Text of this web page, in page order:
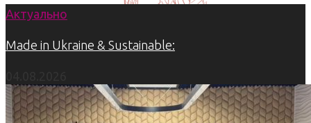
Актуально
Made in Ukraine & Sustainable: